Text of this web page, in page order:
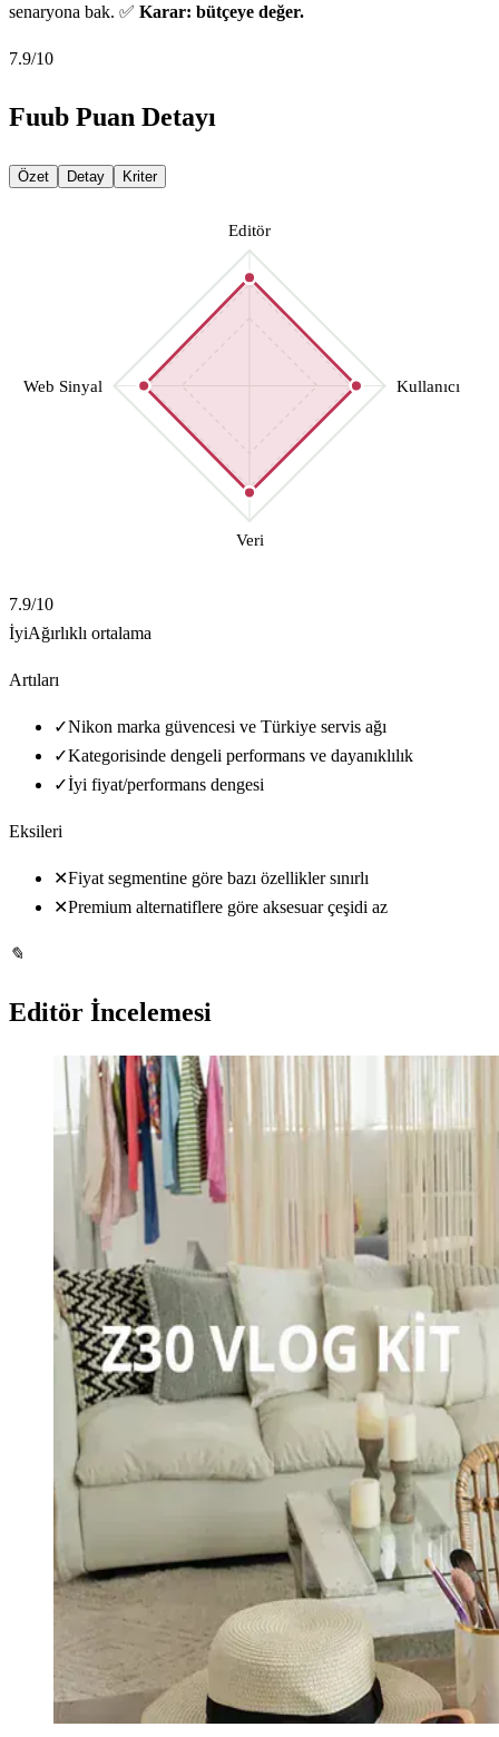
senaryona bak. ✅ Karar: bütçeye değer.
7.9/10
Fuub Puan Detayı
Özet Detay Kriter
Editör
Kullanıcı
Veri
Web Sinyal
7.9/10
İyiAğırlıklı ortalama
Artıları
✓Nikon marka güvencesi ve Türkiye servis ağı
✓Kategorisinde dengeli performans ve dayanıklılık
✓İyi fiyat/performans dengesi
Eksileri
✕Fiyat segmentine göre bazı özellikler sınırlı
✕Premium alternatiflere göre aksesuar çeşidi az
✎
Editör İncelemesi